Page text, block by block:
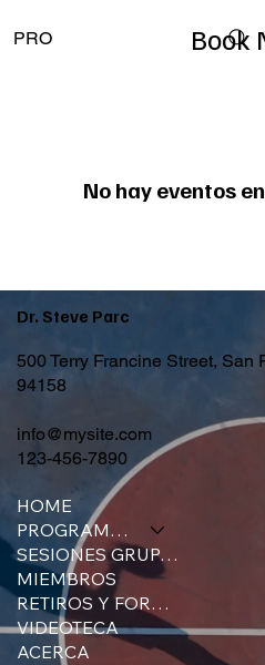
PRO Book
No hay eventos
Dr. Steve Parc
500 Terry Francine Street, San
94158
info@mysite.com
123-456-7890
HOME
PROGRAMAS
SESIONES GRUPALES
MIEMBROS
RETIROS Y FORMACIONES
VIDEOTECA
ACERCA